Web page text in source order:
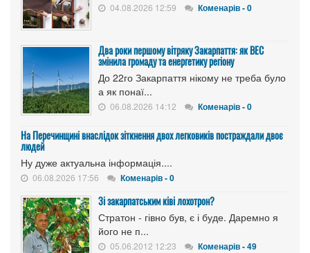
04.08.2026 12:59 Коменарів - 0
Два роки першому вітряку Закарпаття: як ВЕС
змінила громаду та енергетику регіону
До 22го Закарпаття нікому не треба було
а як понаї...
06.08.2026 14:12 Коменарів - 0
На Перечинщині внаслідок зіткнення двох легковиків постраждали двоє
людей
Ну дуже актуальна інформація....
06.08.2026 17:56 Коменарів - 0
Зі закарпатським ківі лохотрон?
Стратон - гівно був, є і буде. Даремно я
його не п...
05.06.2012 12:23 Коменарів - 49